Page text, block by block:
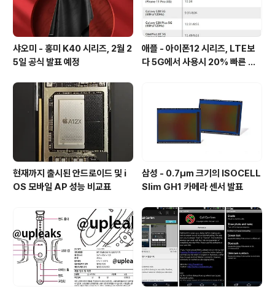
샤오미 - 홍미 K40 시리즈, 2월 2
5일 공식 발표 예정
애플 - 아이폰12 시리즈, LTE보
다 5G에서 사용시 20% 빠른 배
현재까지 출시된 안드로이드 및 i
OS 모바일 AP 성능 비교표
삼성 - 0.7㎛ 크기의 ISOCELL
Slim GH1 카메라 센서 발표